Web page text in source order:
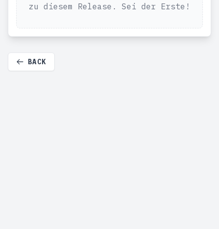
zu diesem Release. Sei der Erste!
BACK